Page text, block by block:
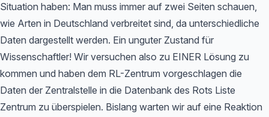
Situation haben: Man muss immer auf zwei Seiten schauen,
wie Arten in Deutschland verbreitet sind, da unterschiedliche
Daten dargestellt werden. Ein unguter Zustand für
Wissenschaftler! Wir versuchen also zu EINER Lösung zu
kommen und haben dem RL-Zentrum vorgeschlagen die
Daten der Zentralstelle in die Datenbank des Rots Liste
Zentrum zu überspielen. Bislang warten wir auf eine Reaktion